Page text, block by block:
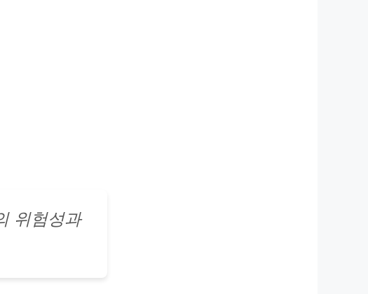
위험성과